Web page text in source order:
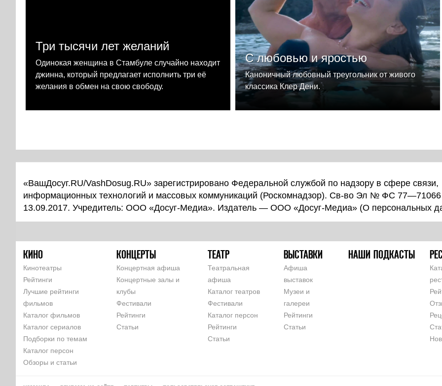
Три тысячи лет желаний
Одинокая женщина в Стамбуле случайно находит
джинна, который предлагает исполнить три её
желания в обмен на свою свободу.
С любовью и яростью
Каноничный любовный треугольник от живого
классика Клер Дени.
«ВашДосуг.RU/VashDosug.RU» зарегистрировано Федеральной службой по надзору в сфере связи,
информационных технологий и массовых коммуникаций (Роскомнадзор). Св-во Эл № ФС 77—71066
13.09.2017. Учредитель: ООО «Досуг-Медиа». Издатель — ООО «Досуг-Медиа» (О персональных
КИНО
Кинотеатры
Рейтинги
Лучшие рейтинги
фильмов
Каталог фильмов
Каталог сериалов
Подборки по темам
Каталог персон
Обзоры и статьи
КОНЦЕРТЫ
Концертная афиша
Концертные залы и
клубы
Фестивали
Рейтинги
Статьи
ТЕАТР
Театральная
афиша
Каталог театров
Фестивали
Каталог персон
Рейтинги
Статьи
ВЫСТАВКИ
Афиша
выставок
Музеи и
галереи
Рейтинги
Статьи
НАШИ ПОДКАСТЫ